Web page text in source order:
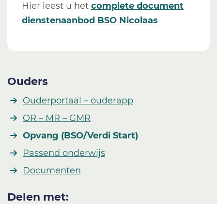
Hier leest u het complete document
dienstenaanbod BSO Nicolaas
Ouders
Ouderportaal – ouderapp
OR – MR – GMR
Opvang (BSO/Verdi Start)
Passend onderwijs
Documenten
Delen met: